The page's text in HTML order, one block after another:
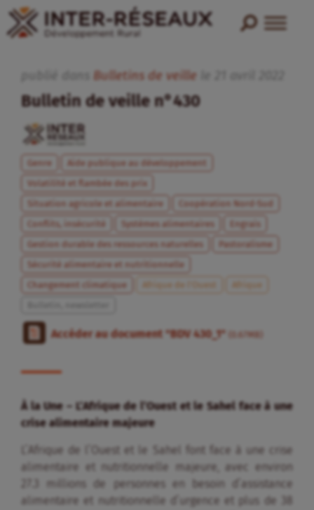
Bulletins de veille
Bulletin de veille n°430
Genre
Aide publique au développement
Volatilité et flambée des prix
Situation agricole et alimentaire
Coopération Nord-Sud
Conflits, insécurité
Systèmes alimentaires
Engrais
Gestion durable des ressources naturelles
Pastoralisme
Sécurité alimentaire et nutritionnelle
Changement climatique
Afrique de l’Ouest
Afrique
Accéder au document "BDV 430_1" (0.67MB)
À la Une – L’Afrique de l’Ouest et le Sahel face à une
crise alimentaire majeure
L’Afrique de l’Ouest et le Sahel font face à une crise
alimentaire et nutritionnelle majeure, avec environ
27.3 millions de personnes en besoin d’assistance
alimentaire et nutritionnelle d’urgence et plus de 38